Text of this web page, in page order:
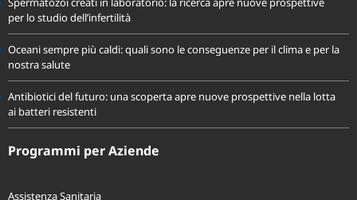
Spermatozoi creati in laboratorio: la ricerca apre nuove prospettive
per lo studio dell’infertilità
Oceani sempre più caldi: quali sono le conseguenze per il clima e per la
nostra salute
Antibiotici del futuro: una scoperta apre nuove prospettive nella lotta
ai batteri resistenti